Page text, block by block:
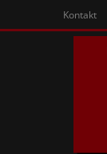
Kontakt